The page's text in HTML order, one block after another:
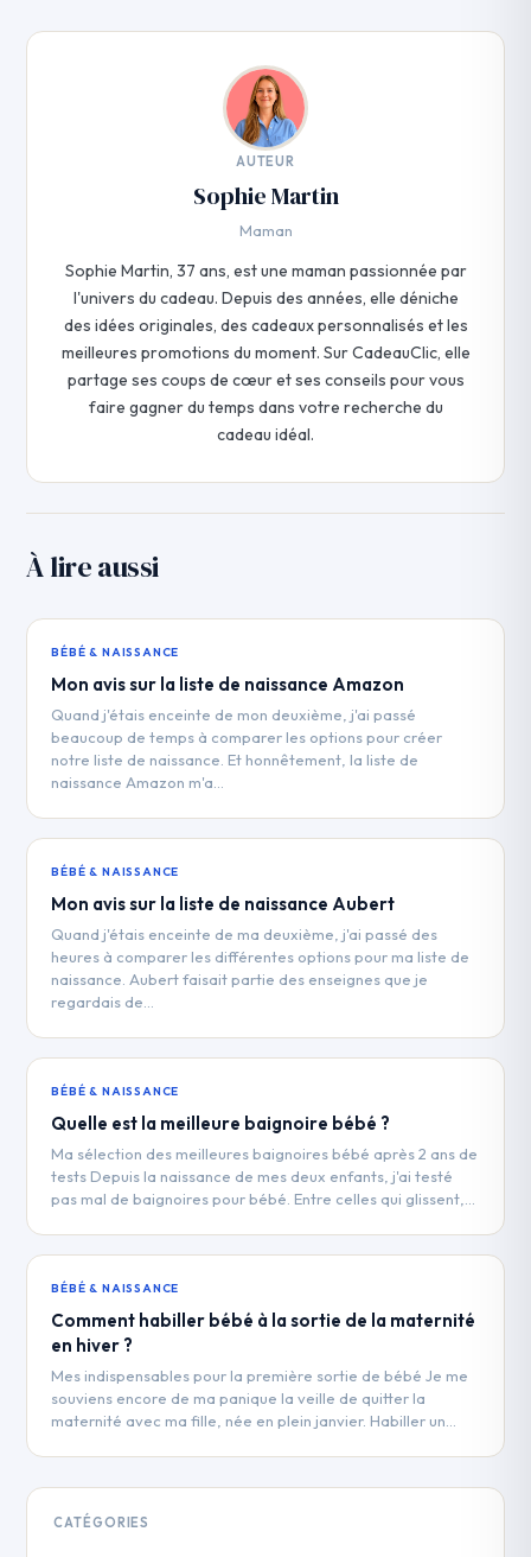
AUTEUR
Sophie Martin
Maman
Sophie Martin, 37 ans, est une maman passionnée par
l'univers du cadeau. Depuis des années, elle déniche
des idées originales, des cadeaux personnalisés et les
meilleures promotions du moment. Sur CadeauClic, elle
partage ses coups de cœur et ses conseils pour vous
faire gagner du temps dans votre recherche du
cadeau idéal.
À lire aussi
BÉBÉ & NAISSANCE
Mon avis sur la liste de naissance Amazon
Quand j'étais enceinte de mon deuxième, j'ai passé
beaucoup de temps à comparer les options pour créer
notre liste de naissance. Et honnêtement, la liste de
naissance Amazon m'a…
BÉBÉ & NAISSANCE
Mon avis sur la liste de naissance Aubert
Quand j'étais enceinte de ma deuxième, j'ai passé des
heures à comparer les différentes options pour ma liste de
naissance. Aubert faisait partie des enseignes que je
regardais de…
BÉBÉ & NAISSANCE
Quelle est la meilleure baignoire bébé ?
Ma sélection des meilleures baignoires bébé après 2 ans de
tests Depuis la naissance de mes deux enfants, j'ai testé
pas mal de baignoires pour bébé. Entre celles qui glissent,…
BÉBÉ & NAISSANCE
Comment habiller bébé à la sortie de la maternité
en hiver ?
Mes indispensables pour la première sortie de bébé Je me
souviens encore de ma panique la veille de quitter la
maternité avec ma fille, née en plein janvier. Habiller un…
CATÉGORIES